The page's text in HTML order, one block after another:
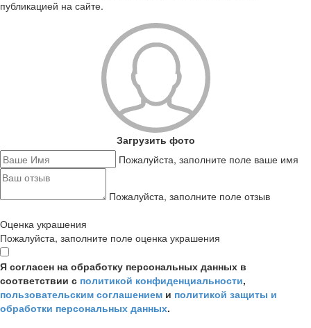
публикацией на сайте.
Загрузить фото
Пожалуйста, заполните поле ваше имя
Пожалуйста, заполните поле отзыв
Оценка украшения
Пожалуйста, заполните поле оценка украшения
Я согласен на обработку персональных данных в
соответствии с политикой конфиденциальности,
пользовательским соглашением и политикой защиты и
обработки персональных данных.